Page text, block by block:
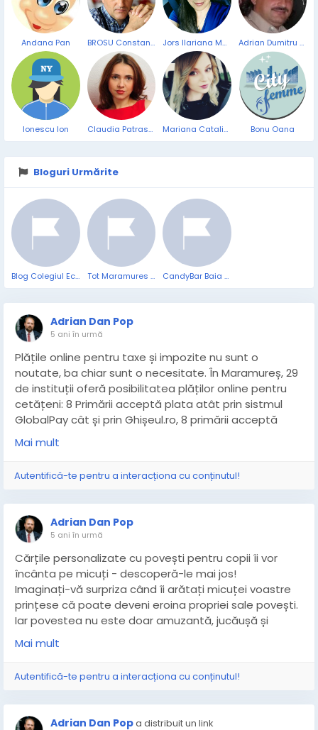
Andana Pan BROSU Constantin-Dumitru Jors Ilariana Maria Adrian Dumitru Pirvu
Ionescu Ion Claudia Patrascu Mariana Catalina Bonu Oana
Bloguri Urmărite
Blog Colegiul Economic Online Tot Maramures - traditii si evenimente CandyBar Baia Mare
Adrian Dan Pop
5 ani în urmă
Plățile online pentru taxe și impozite nu sunt o
noutate, ba chiar sunt o necesitate. În Maramureș, 29
de instituții oferă posibilitatea plăților online pentru
cetățeni: 8 Primării acceptă plata atât prin sistmul
GlobalPay cât și prin Ghișeul.ro, 8 primării acceptă
doar plata prin GlobalPay.ro iar 13 acceptă plata doar
prin Ghișeul.ro
http://maramures.world/digitalizare-taxe-impozite-
Mai mult
Autentifică-te pentru a interacționa cu conținutul!
Adrian Dan Pop
5 ani în urmă
Cărțile personalizate cu povești pentru copii îi vor
încânta pe micuți - descoperă-le mai jos!
Imaginați-vă surpriza când îi arătați micuței voastre
prințese că poate deveni eroina propriei sale povești.
Iar povestea nu este doar amuzantă, jucăușă și
educativă, ci și motivația perfectă pentru a lăsa
toate dispozitivele electronice deoparte.
În cartea de povești personalizată cu numele
și în cuprinsul acțiunii din poveste. Puteți adăuga
Mai mult
Autentifică-te pentru a interacționa cu conținutul!
Adrian Dan Popa distribuit un link